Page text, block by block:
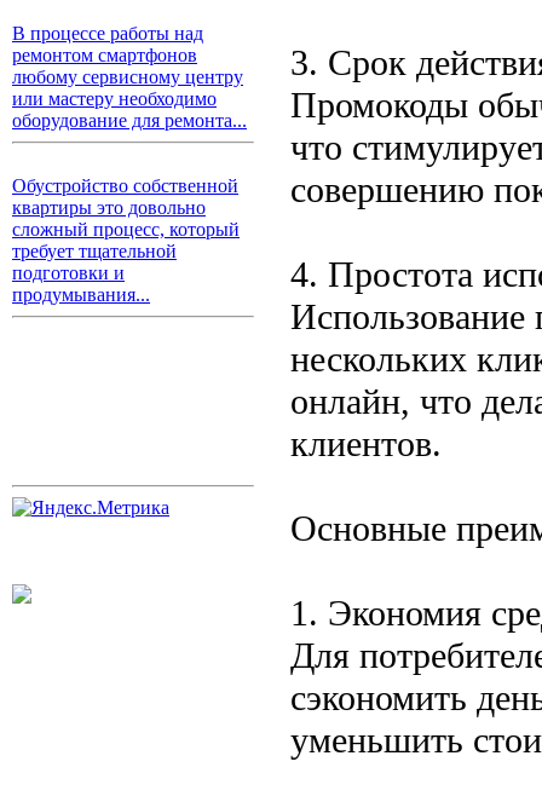
В процессе работы над
ремонтом смартфонов
любому сервисному центру
или мастеру необходимо
оборудование для ремонта...
Обустройство собственной
квартиры это довольно
сложный процесс, который
требует тщательной
подготовки и
продумывания...
3. Срок
Промокоды
что
совершению
4. Простота
Использование
нескольких
онлайн, что
клиентов.
Основные
1. Экономия
Для
сэкономить
уменьшить